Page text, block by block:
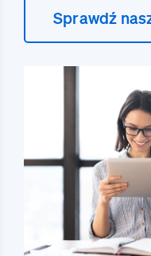
Sprawdź